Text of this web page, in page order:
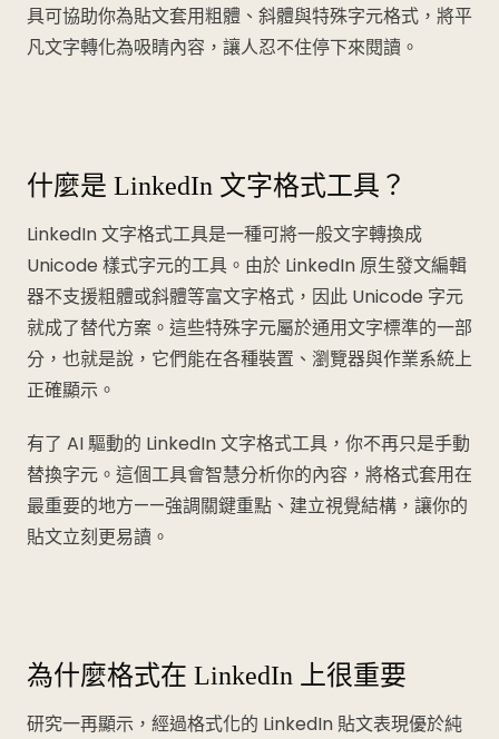
具可協助你為貼文套用粗體、斜體與特殊字元格式，將平
凡文字轉化為吸睛內容，讓人忍不住停下來閱讀。
什麼是 LinkedIn 文字格式工具？
LinkedIn 文字格式工具是一種可將一般文字轉換成
Unicode 樣式字元的工具。由於 LinkedIn 原生發文編輯
器不支援粗體或斜體等富文字格式，因此 Unicode 字元
就成了替代方案。這些特殊字元屬於通用文字標準的一部
分，也就是說，它們能在各種裝置、瀏覽器與作業系統上
正確顯示。
有了 AI 驅動的 LinkedIn 文字格式工具，你不再只是手動
替換字元。這個工具會智慧分析你的內容，將格式套用在
最重要的地方——強調關鍵重點、建立視覺結構，讓你的
貼文立刻更易讀。
為什麼格式在 LinkedIn 上很重要
研究一再顯示，經過格式化的 LinkedIn 貼文表現優於純